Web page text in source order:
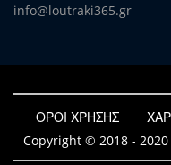
info@loutraki365.gr
ΟΡΟΙ ΧΡΗΣΗΣ
Copyright © 2018 -